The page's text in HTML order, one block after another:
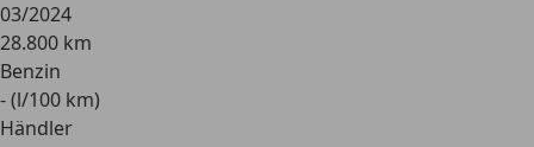
03/2024
28.800 km
Benzin
- (l/100 km)
Händler